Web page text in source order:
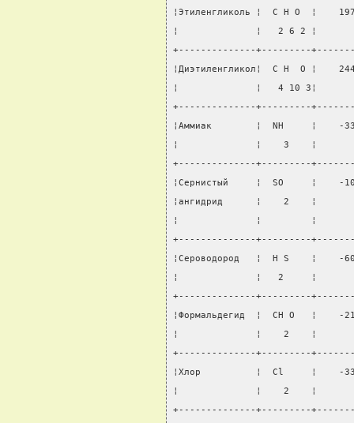
¦Этиленгликоль ¦  С Н О  ¦
¦              ¦   2 6 2 ¦
+--------------+---------
¦Диэтиленгликол¦  С Н  О ¦
¦              ¦   4 10 3¦
+--------------+---------
¦Аммиак        ¦  NH     ¦
¦              ¦    3    ¦
+--------------+---------
¦Сернистый     ¦  SО     ¦
¦ангидрид      ¦    2    ¦
¦              ¦         ¦
+--------------+---------
¦Сероводород   ¦  Н S    ¦
¦              ¦   2     ¦
+--------------+---------
¦Формальдегид  ¦  СН О   ¦
¦              ¦    2    ¦
+--------------+---------
¦Хлор          ¦  Cl     ¦    -
¦              ¦    2    ¦
+--------------+---------